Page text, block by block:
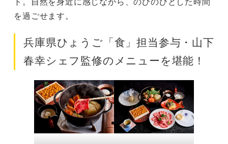
を過ごせます。
兵庫県ひょうご「食」担当参与・山下
春幸シェフ監修のメニューを堪能！